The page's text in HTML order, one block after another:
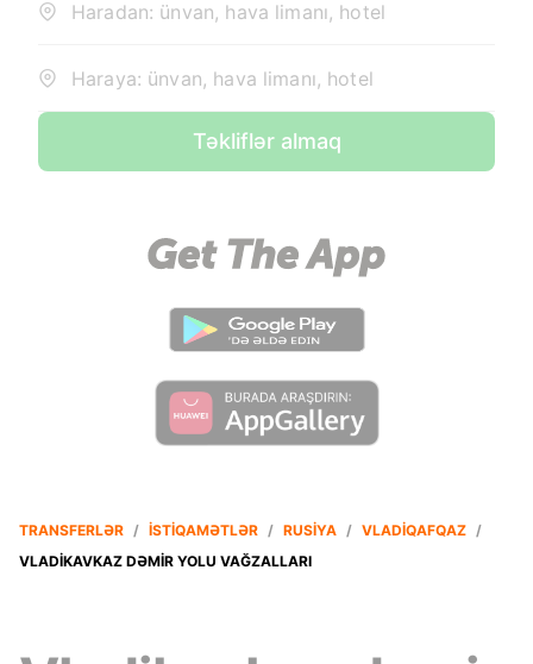
Haradan: ünvan, hava limanı, hotel
Haraya: ünvan, hava limanı, hotel
Təkliflər almaq
TRANSFERLƏR / İSTIQAMƏTLƏR / RUSIYA / VLADIQAFQAZ /
VLADIKAVKAZ DƏMIR YOLU VAĞZALLARI